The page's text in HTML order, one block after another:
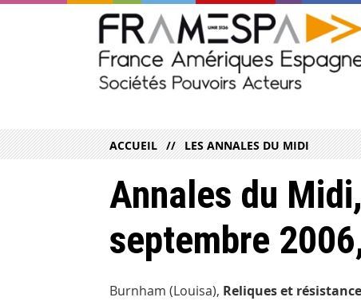
ACCUEIL LES ANNALES DU MIDI
Annales du
septembre
Burnham (Louisa), Reliques et